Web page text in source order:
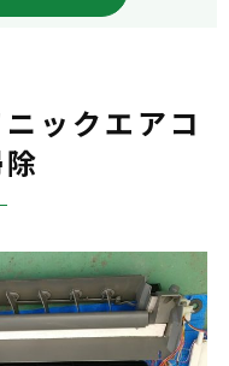
ックエアコ